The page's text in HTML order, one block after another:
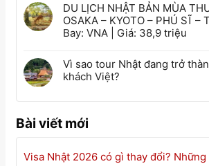
DU LỊCH NHẬT BẢN MÙA
OSAKA – KYOTO – PHÚ SĨ –
Bay: VNA | Giá: 38,9 triệu
Vì sao tour Nhật đang trở
khách Việt?
Bài viết mới
Visa Nhật 2026 có gì thay đổi?